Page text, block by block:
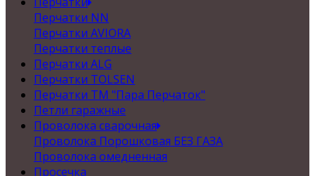
Перчатки NN
Перчатки AVIORA
Перчатки теплые
Перчатки ALG
Перчатки TOLSEN
Перчатки ТМ "Пара Перчаток"
Петли гаражные
Проволока сварочная
Проволока Порошковая БЕЗ ГАЗА
Проволока омедненная
Просечка